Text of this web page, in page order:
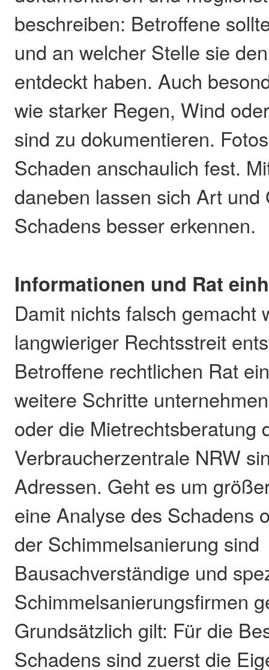
beschreiben: Betroffene
und an welcher Stelle sie
entdeckt haben. Auch
wie starker Regen, Wind
sind zu dokumentieren.
Schaden anschaulich fest.
daneben lassen sich Art und
Schadens besser erkennen.
Informationen und Rat
Damit nichts falsch gemacht
langwieriger Rechtsstreit
Betroffene rechtlichen Rat
weitere Schritte
oder die Mietrechtsberatung
Verbraucherzentrale NRW
Adressen. Geht es um
eine Analyse des Schadens
der Schimmelsanierung sind
Bausachverständige und
Schimmelsanierungsfirmen
Grundsätzlich gilt: Für die
Schadens sind zuerst die